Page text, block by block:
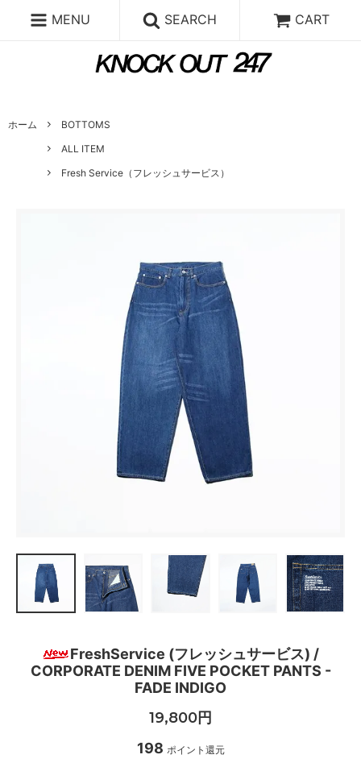
MENU SEARCH CART
ホーム
BOTTOMS
ALL ITEM
Fresh Service（フレッシュサービス）
FreshService (フレッシュサービス) /
CORPORATE DENIM FIVE POCKET PANTS -
FADE INDIGO
19,800円
198 ポイント還元